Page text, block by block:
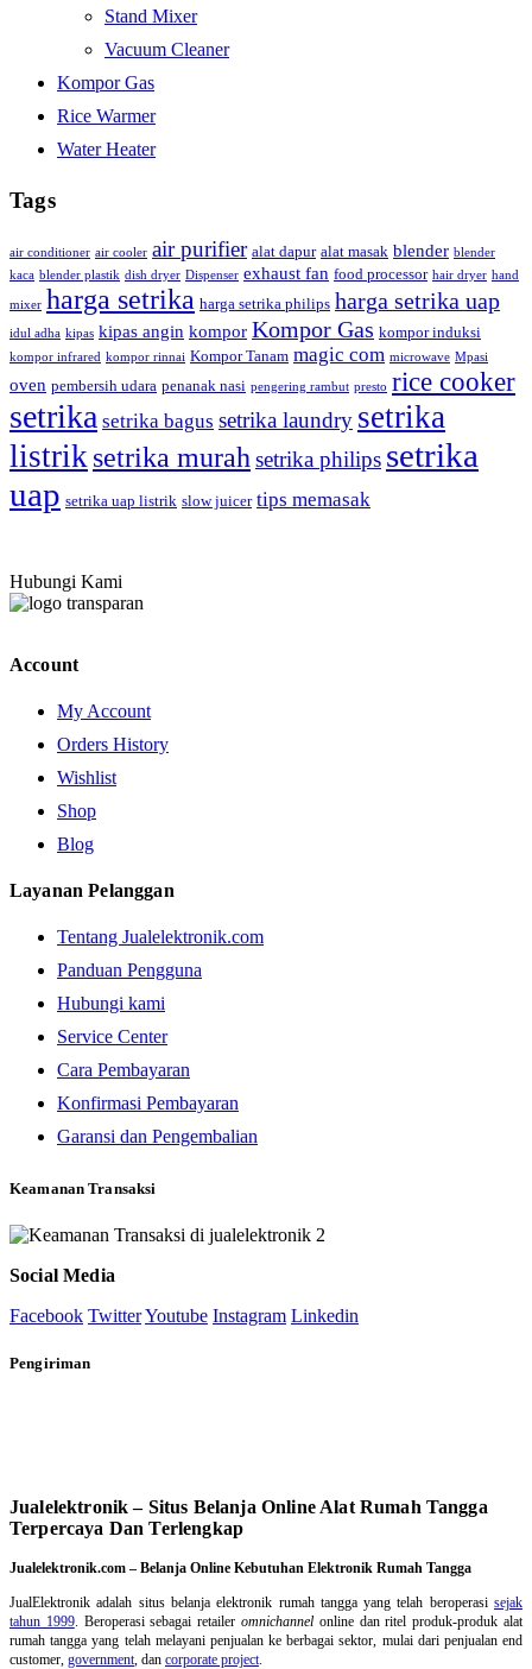
Stand Mixer
Vacuum Cleaner
Kompor Gas
Rice Warmer
Water Heater
Tags
air conditioner air cooler air purifier alat dapur alat masak blender blender
kaca blender plastik dish dryer Dispenser exhaust fan food processor hair dryer hand
mixer harga setrika harga setrika philips harga setrika uap
idul adha kipas kipas angin kompor Kompor Gas kompor induksi
kompor infrared kompor rinnai Kompor Tanam magic com microwave Mpasi
oven pembersih udara penanak nasi pengering rambut presto rice cooker
setrika setrika bagus setrika laundry setrika
listriksetrika murah setrika philips setrika
uap setrika uap listrik slow juicer tips memasak
Hubungi Kami
Account
My Account
Orders History
Wishlist
Shop
Blog
Layanan Pelanggan
Tentang Jualelektronik.com
Panduan Pengguna
Hubungi kami
Service Center
Cara Pembayaran
Konfirmasi Pembayaran
Garansi dan Pengembalian
Keamanan Transaksi
Social Media
Facebook TwitterYoutube Instagram Linkedin
Pengiriman
Jualelektronik – Situs Belanja Online Alat Rumah Tangga
Terpercaya Dan Terlengkap
Jualelektronik.com – Belanja Online Kebutuhan Elektronik Rumah Tangga
JualElektronik adalah situs belanja elektronik rumah tanggayang telah beroperasisejak
tahun 1999. Beroperasi sebagai retaileromnichannel online dan ritel produk-produk alat
rumah tangga yang telah melayani penjualan ke berbagai sektor, mulai dari penjualan end
customer, government , dan corporate project